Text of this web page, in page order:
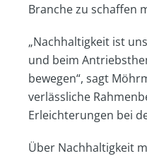
Branche zu schaffen
„Nachhaltigkeit ist
und beim
bewegen“, sagt
verlässliche
Erleichterungen bei
Über Nachhaltigkeit